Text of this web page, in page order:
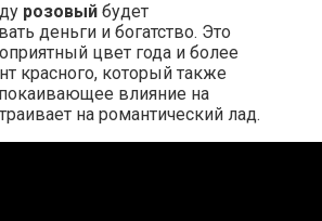
розовый будет
деньги и богатство. Это
цвет года и более
красного, который также
влияние на
на романтический лад.